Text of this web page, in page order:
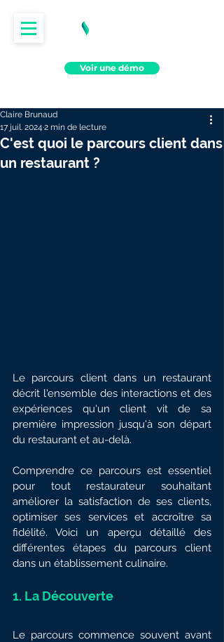
Voir une démo
C'est quoi le parcours client dans
un restaurant ?
Claire Brunaud
17 juil. 2024 2 min de lecture
Le parcours client dans un restaurant
décrit l'ensemble des interactions et des
expériences qu'un client vit de sa
première impression jusqu'à son départ
du restaurant et au-delà.
Comprendre ce parcours est essentiel
pour tout restaurateur souhaitant
améliorer la satisfaction de ses clients,
optimiser ses services et accroître sa
fidélité. Voici un aperçu détaillé des
différentes étapes du parcours client
dans un établissement culinaire.
1. La Découverte
Le parcours commence souvent avant